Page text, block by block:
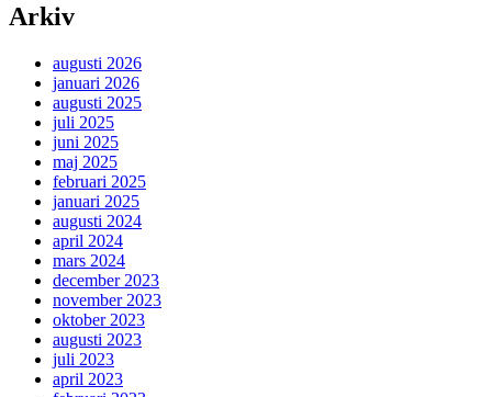
Arkiv
augusti 2026
januari 2026
augusti 2025
juli 2025
juni 2025
maj 2025
februari 2025
januari 2025
augusti 2024
april 2024
mars 2024
december 2023
november 2023
oktober 2023
augusti 2023
juli 2023
april 2023